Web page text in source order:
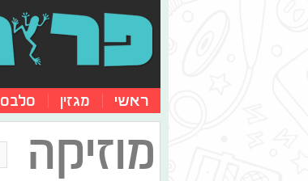
ראשי מגזין סלבס
מוזיקה